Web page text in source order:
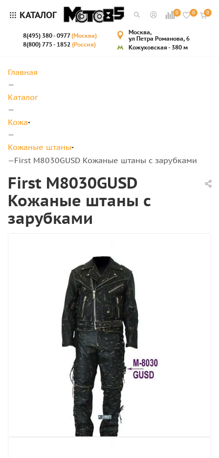
КАТАЛОГ 0 0 0
8(495) 380 - 0977(Москва)
8(800) 775 - 1852 (Россия)
Москва,
ул Петра Романова, 6
Кожуховская - 380 м
Главная
—
Каталог
—
Кожа
—
Кожаные штаны
—First M8030GUSD Кожаные штаны с зарубками
First M8030GUSD
Кожаные штаны с
зарубками